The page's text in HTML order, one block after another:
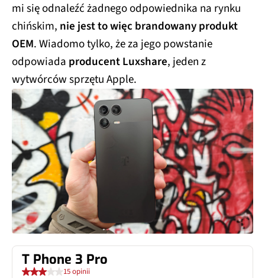
mi się odnaleźć żadnego odpowiednika na rynku
chińskim, nie jest to więc brandowany produkt
OEM. Wiadomo tylko, że za jego powstanie
odpowiada producent Luxshare, jeden z
wytwórców sprzętu Apple.
T Phone 3 Pro
15 opinii